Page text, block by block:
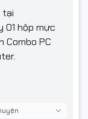
tại
01 hộp mực
Combo PC
84ipm (Duplex)